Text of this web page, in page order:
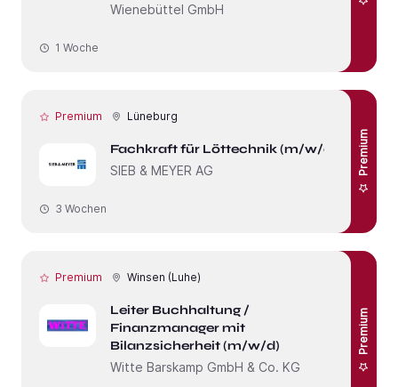
Wienebüttel GmbH
1 Woche
Premium Lüneburg
Fachkraft für Löttechnik (m/w/d)
SIEB & MEYER AG
Premium
3 Wochen
Premium Winsen (Luhe)
Leiter Buchhaltung /
Finanzmanager mit
Bilanzsicherheit (m/w/d)
Witte Barskamp GmbH & Co. KG
Premium